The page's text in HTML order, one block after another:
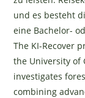
und es besteht
eine Bachelor-
The KI-Recover
the University of
investigates
combining